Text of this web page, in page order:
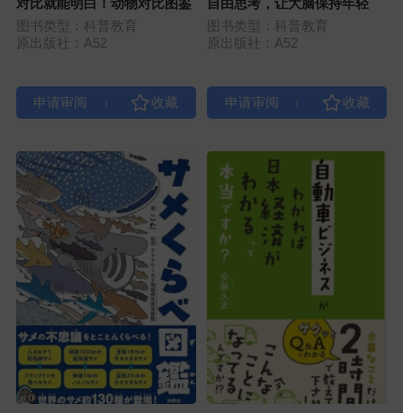
图书类型：科普教育
原出版社：A52
图书类型：科普教育
原出版社：A52